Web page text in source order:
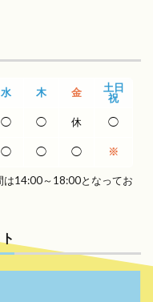
水 木 金
土日
祝
◯ ◯ 休
◯
◯ ◯ ◯ ※
は14:00～18:00となってお